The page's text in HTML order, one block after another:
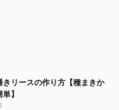
きリースの作り方【種まきか
】